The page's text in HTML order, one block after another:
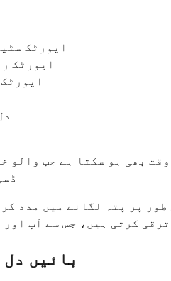
ایورٹک
ایورٹک
بھی ہو سکتا ہے جب والو
پر پتہ لگانے میں مدد
کرتی ہیں، جس سے آپ
بائیں